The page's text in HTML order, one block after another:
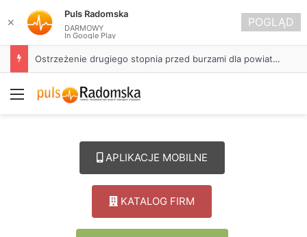
Ostrzeżenie drugiego stopnia przed burzami dla powiatu radomszczańskiego
Menu
APLIKACJE MOBILNE
KATALOG FIRM
✕
Puls Radomska
DARMOWY
In Google Play
POGLĄD